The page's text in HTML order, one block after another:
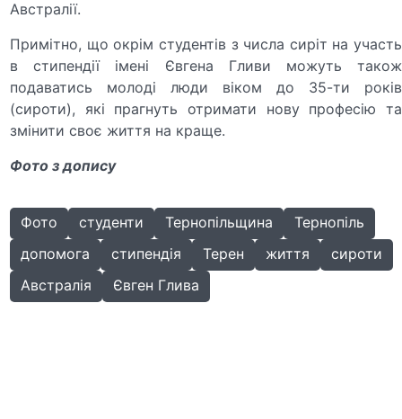
Австралії.
Примітно, що окрім студентів з числа сиріт на участь
в стипендії імені Євгена Гливи можуть також
подаватись молоді люди віком до 35-ти років
(сироти), які прагнуть отримати нову професію та
змінити своє життя на краще.
Фото з допису
Фото студенти Тернопільщина
Тернопіль
допомога
стипендія Терен життя
сироти
Австралія
Євген Глива